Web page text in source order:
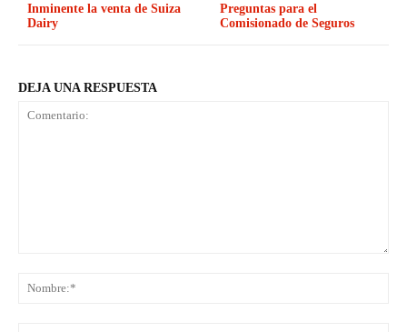
Inminente la venta de Suiza
Dairy
Preguntas para el
Comisionado de Seguros
DEJA UNA RESPUESTA